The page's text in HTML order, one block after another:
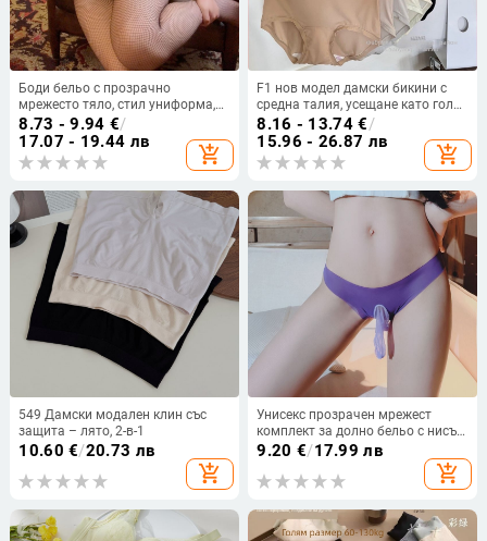
Боди бельо с прозрачно
мрежесто тяло, стил униформа,
полиестерна материя
8.73 - 9.94 €/
17.07 - 19.44 лв
add_shopping_cart
F1 нов модел дамски бикини с
средна талия, усещане като гола
кожа, антибактериално чатало,
без стягане, повдигане на ханша,
удобни и дишащи
8.16 - 13.74€/
15.96 - 26.87 лв
add_shopping_cart
549 Дамски модален клин със
защита – лято, 2-в-1
10.60 €/20.73 лв
add_shopping_cart
Унисекс прозрачен мрежест
комплект за долно бельо с нисък
талия — Марка: Fancy Pet;
материал: Други; Състав на
9.20 €/17.99 лв
add_shopping_cart